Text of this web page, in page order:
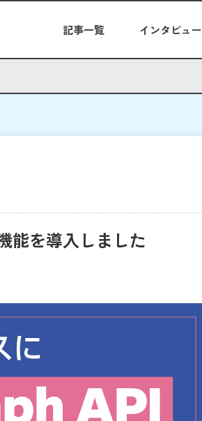
記事一覧 インタビュー
能を導入しました